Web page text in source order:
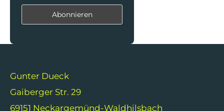
Gunter Dueck
Gaiberger Str. 29
69151 Neckargemünd-Waldhilsbach